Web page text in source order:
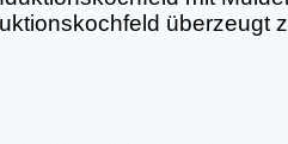
überzeugt